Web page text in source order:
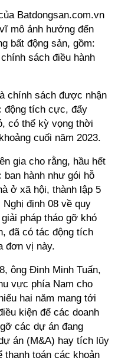
Batdongsan.com.vn
mô ảnh hưởng đến
bất động sản, gồm:
sách điều hành
chính sách được nhận
động tích cực, đẩy
có thể kỳ vọng thời
cuối năm 2023.
gia cho rằng, hầu hết
hành như gói hỗ
ở xã hội, thành lập 5
định 08 về quy
pháp tháo gỡ khó
đã có tác động tích
đơn vị này.
ông Đinh Minh Tuấn,
vực phía Nam cho
hai năm mang tới
kiện để các doanh
các dự án đang
án (M&A) hay tích lũy
thanh toán các khoản